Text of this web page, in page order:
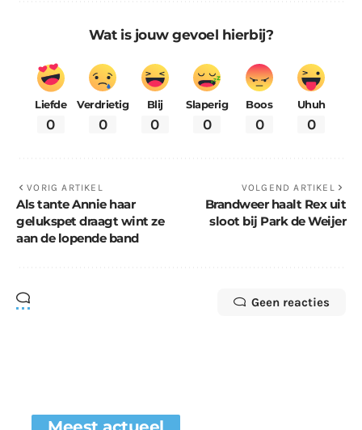
Wat is jouw gevoel hierbij?
Liefde
0
Verdrietig
0
Blij
0
Slaperig
0
Boos
0
Uhuh
0
VORIG ARTIKEL
Als tante Annie haar
gelukspet draagt wint ze
aan de lopende band
VOLGEND ARTIKEL
Brandweer haalt Rex uit
sloot bij Park de Weijer
Geen reacties